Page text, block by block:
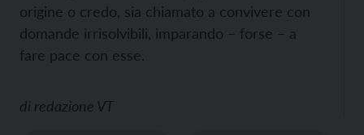
origine o credo, sia chiamato a convivere con
domande irrisolvibili, imparando – forse – a
fare pace con esse.
di redazione VT